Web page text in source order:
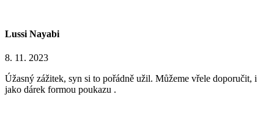
Lussi Nayabi
8. 11. 2023
Úžasný zážitek, syn si to pořádně užil. Můžeme vřele doporučit, i
jako dárek formou poukazu .